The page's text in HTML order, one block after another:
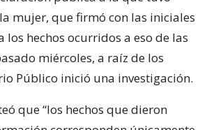
mujer, que firmó con las iniciales
los hechos ocurridos a eso de las
miércoles, a raíz de los
Público inició una investigación.
que “los hechos que dieron